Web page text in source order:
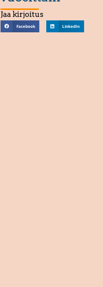
Jaa kirjoitus
Facebook LinkedIn